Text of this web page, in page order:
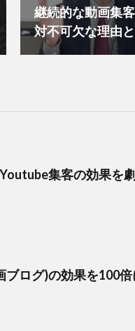
継続的な動画集
対不可欠な理由
集客の効果を
ブログ)の効果を100